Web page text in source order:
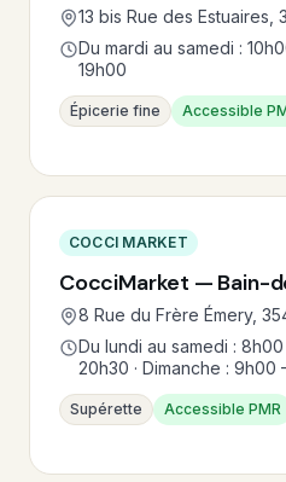
13 bis Rue des
Du mardi au samedi :
19h00
Épicerie fine Accessible
COCCI MARKET
CocciMarket — Bain-
8 Rue du Frère Émery,
Du lundi au samedi :
20h30 · Dimanche : 9h00
Supérette Accessible PMR